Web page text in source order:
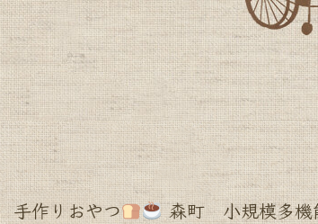
手作りおやつ 森町 小規模多機